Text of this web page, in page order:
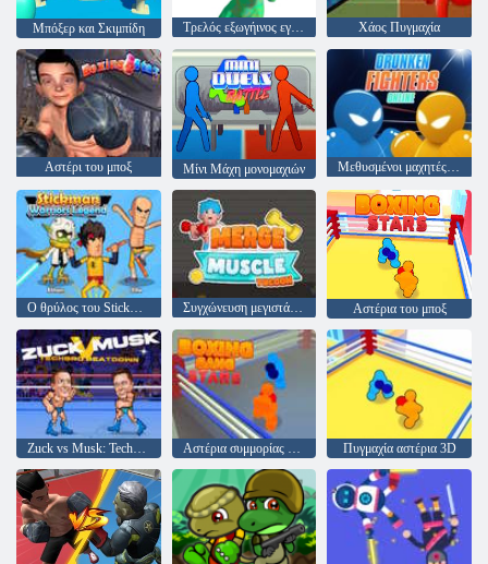
Μπόξερ και Σκιμπίδη Τρελός εξωγήινος εγκιβωτισμός Χάος Πυγμαχία
Αστέρι του μποξ Μίνι Μάχη μονομαχιών Μεθυσμένοι μαχητές στο διαδίκτυο
Ο θρύλος του Stickman Warriors Συγχώνευση μεγιστάνα μυών Αστέρια του μποξ
Zuck vs Musk: Techbro Beatdown Αστέρια συμμορίας πυγμαχίας Πυγμαχία αστέρια 3D